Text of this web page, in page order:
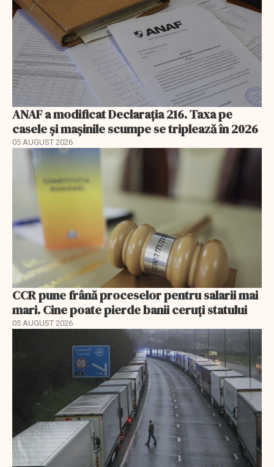
ANAF a modificat Declarația 216. Taxa pe
casele și mașinile scumpe se triplează în 2026
05 AUGUST 2026
CCR pune frână proceselor pentru salarii mai
mari. Cine poate pierde banii ceruți statului
05 AUGUST 2026